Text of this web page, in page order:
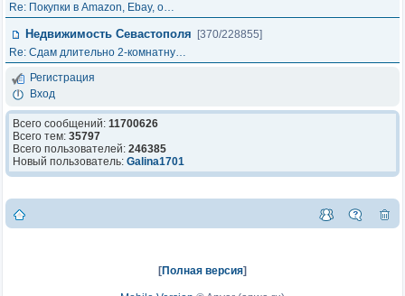
Re: Покупки в Amazon, Ebay, о…
Недвижимость Севастополя
[370/228855]
Re: Сдам длительно 2-комнатну…
Регистрация
Вход
Всего сообщений: 11700626
Всего тем: 35797
Всего пользователей: 246385
Новый пользователь: Galina1701
[Полная версия]